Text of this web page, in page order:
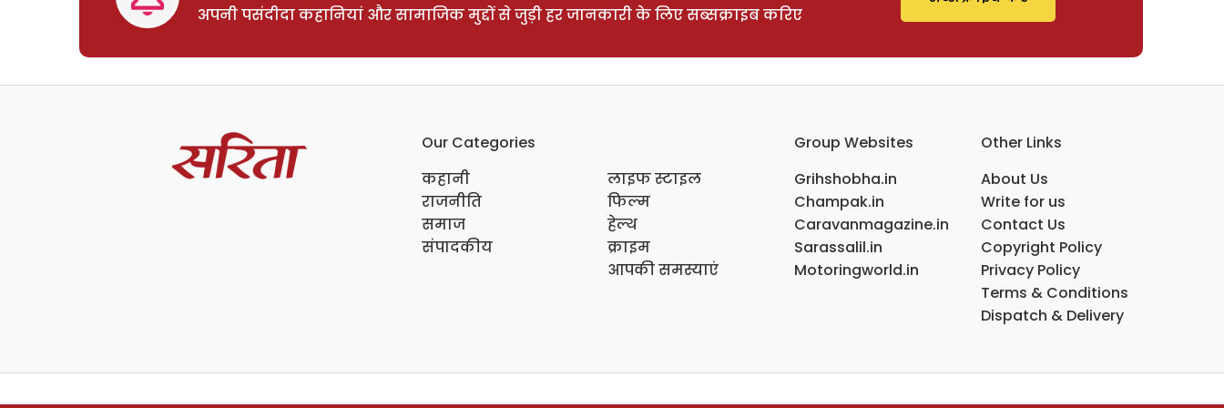
अपनी पसंदीदा कहानियां और सामाजिक मुद्दों से जुड़ी हर जानकारी के लिए सब्सक्राइब करिए
Our Categories
कहानी
राजनीति
समाज
संपादकीय
लाइफ स्टाइल
फिल्म
हेल्थ
क्राइम
आपकी समस्याएं
Group Websites
Grihshobha.in
Champak.in
Caravanmagazine.in
Sarassalil.in
Motoringworld.in
Other Links
About Us
Write for us
Contact Us
Copyright Policy
Privacy Policy
Terms & Conditions
Dispatch & Delivery